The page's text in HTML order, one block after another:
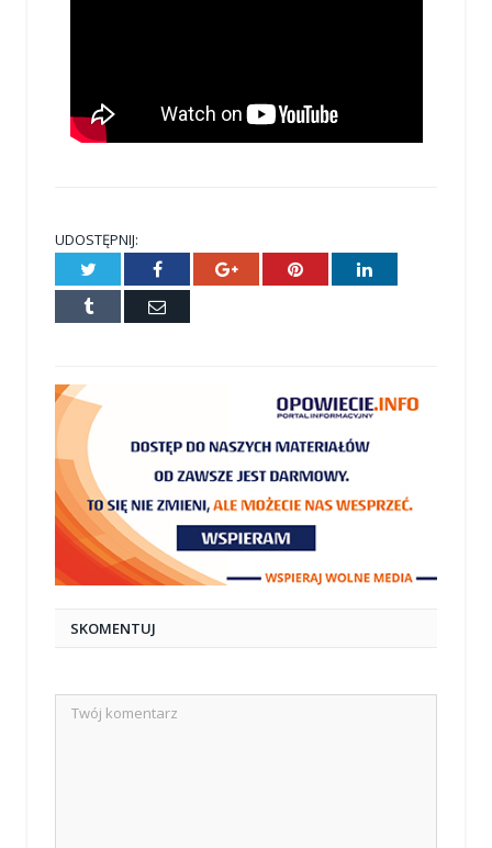
UDOSTĘPNIJ:
Twitter Facebook Google+ Pinterest LinkedIn
Tumblr
E-
SKOMENTUJ